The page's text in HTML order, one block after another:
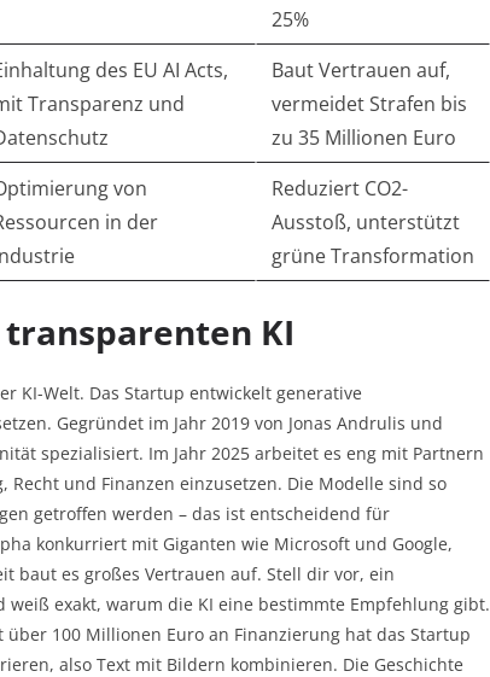
25%
des EU AI Acts,
Transparenz und
Baut Vertrauen auf,
vermeidet Strafen bis
zu 35 Millionen Euro
von
in der
Reduziert CO2-
Ausstoß, unterstützt
grüne Transformation
KI
KI-Welt. Das Startup entwickelt generative
Gegründet im Jahr 2019 von Jonas Andrulis und
spezialisiert. Im Jahr 2025 arbeitet es eng mit Partnern
Recht und Finanzen einzusetzen. Die Modelle sind so
getroffen werden – das ist entscheidend für
konkurriert mit Giganten wie Microsoft und Google,
baut es großes Vertrauen auf. Stell dir vor, ein
exakt, warum die KI eine bestimmte Empfehlung gibt.
100 Millionen Euro an Finanzierung hat das Startup
also Text mit Bildern kombinieren. Die Geschichte